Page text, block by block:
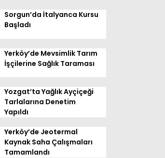
Sorgun’da İtalyanca Kursu
Başladı
Yerköy’de Mevsimlik Tarım
İşçilerine Sağlık Taraması
Yozgat’ta Yağlık Ayçiçeği
Tarlalarına Denetim
Yapıldı
Yerköy’de Jeotermal
Kaynak Saha Çalışmaları
Tamamlandı